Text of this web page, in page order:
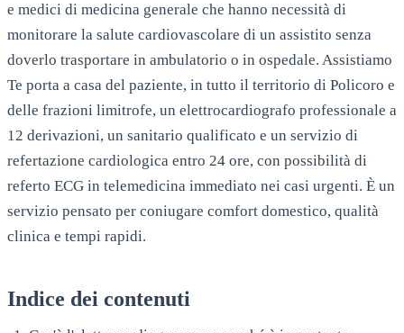
e medici di medicina generale che hanno necessità di
monitorare la salute cardiovascolare di un assistito senza
doverlo trasportare in ambulatorio o in ospedale. Assistiamo
Te porta a casa del paziente, in tutto il territorio di Policoro e
delle frazioni limitrofe, un elettrocardiografo professionale a
12 derivazioni, un sanitario qualificato e un servizio di
refertazione cardiologica entro 24 ore, con possibilità di
referto ECG in telemedicina immediato nei casi urgenti. È un
servizio pensato per coniugare comfort domestico, qualità
clinica e tempi rapidi.
Indice dei contenuti